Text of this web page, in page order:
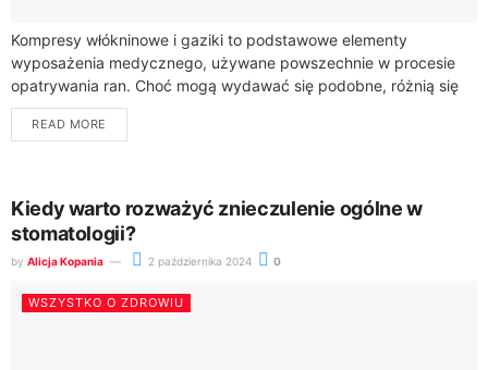
Kompresy włókninowe i gaziki to podstawowe elementy
wyposażenia medycznego, używane powszechnie w procesie
opatrywania ran. Choć mogą wydawać się podobne, różnią się
materiałem, sposobem użycia oraz specyficznymi
właściwościami. Zrozumienie tych...
READ MORE
Kiedy warto rozważyć znieczulenie ogólne w
stomatologii?
by Alicja Kopania 2 października 2024 0
WSZYSTKO O ZDROWIU